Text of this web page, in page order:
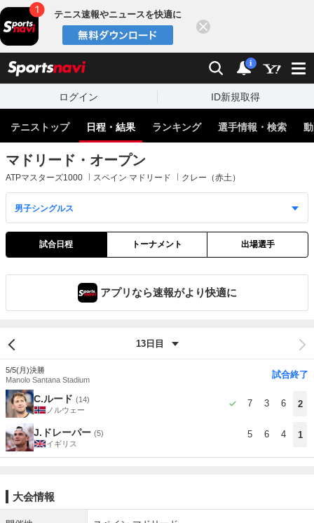
テニス速報やニュースを快適に
検索 通知
i
ログイン ID新規取得
テニストップ 日程・結果 ランキング 選手情報・検索
マドリード・オープン
ATPマスターズ1000 スペイン マドリード クレー（赤土）
試合日程 トーナメント 出場選手
アプリなら速報がより快適に
5/5(月)決勝
Manolo Santana Stadium
試合終了
C.ルード (14)
ノルウェー
7 3 6 2
J.ドレーパー (5)
イギリス
5 6 4 1
大会情報